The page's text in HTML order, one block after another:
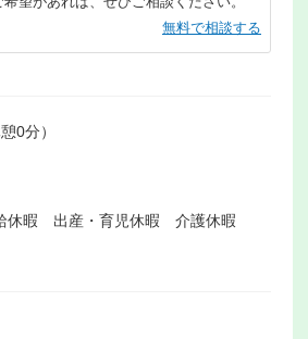
無料で相談する
0分）
暇 出産・育児休暇 介護休暇